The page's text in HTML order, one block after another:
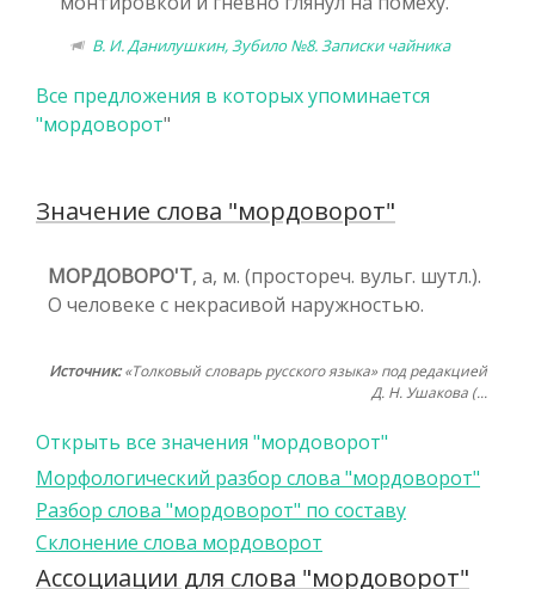
В. И. Данилушкин, Зубило №8. Записки чайника
Все предложения в которых упоминается
"мордоворот"
Значение слова "мордоворот"
МОРДОВОРО'Т, а, м. (простореч. вульг. шутл.).
О человеке с некрасивой наружностью.
Источник:«Толковый словарь русского языка» под редакцией
Д. Н. Ушакова (...
Открыть все значения "мордоворот"
Морфологический разбор слова "мордоворот"
Разбор слова "мордоворот" по составу
Склонение слова мордоворот
Ассоциации для слова "мордоворот"